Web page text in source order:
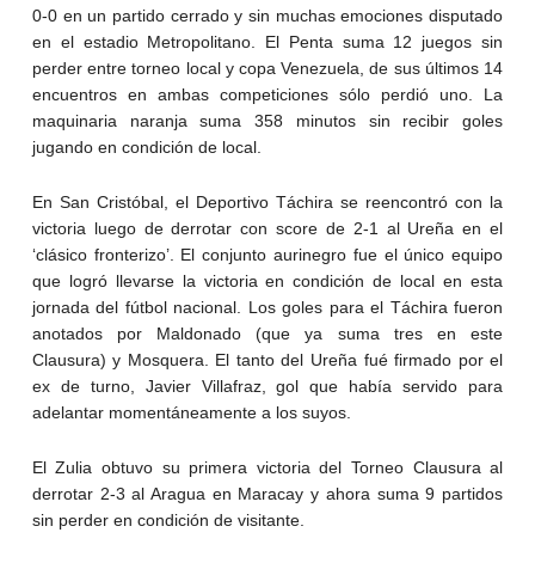
0-0 en un partido cerrado y sin muchas emociones disputado
en el estadio Metropolitano. El Penta suma 12 juegos sin
perder entre torneo local y copa Venezuela, de sus últimos 14
encuentros en ambas competiciones sólo perdió uno. La
maquinaria naranja suma 358 minutos sin recibir goles
jugando en condición de local.
En San Cristóbal, el Deportivo Táchira se reencontró con la
victoria luego de derrotar con score de 2-1 al Ureña en el
‘clásico fronterizo’. El conjunto aurinegro fue el único equipo
que logró llevarse la victoria en condición de local en esta
jornada del fútbol nacional. Los goles para el Táchira fueron
anotados por Maldonado (que ya suma tres en este
Clausura) y Mosquera. El tanto del Ureña fué firmado por el
ex de turno, Javier Villafraz, gol que había servido para
adelantar momentáneamente a los suyos.
El Zulia obtuvo su primera victoria del Torneo Clausura al
derrotar 2-3 al Aragua en Maracay y ahora suma 9 partidos
sin perder en condición de visitante.